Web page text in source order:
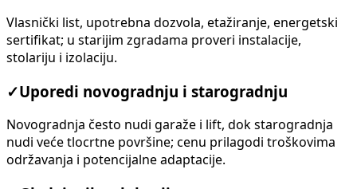
Vlasnički list, upotrebna dozvola, etažiranje, energetski
sertifikat; u starijim zgradama proveri instalacije,
stolariju i izolaciju.
✓Uporedi novogradnju i starogradnju
Novogradnja često nudi garaže i lift, dok starogradnja
nudi veće tlocrtne površine; cenu prilagodi troškovima
održavanja i potencijalne adaptacije.